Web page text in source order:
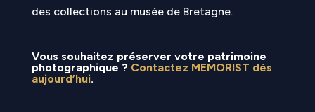
des collections au musée de Bretagne.
Vous souhaitez préserver votre patrimoine
photographique ? Contactez MEMORIST dès
aujourd’hui.